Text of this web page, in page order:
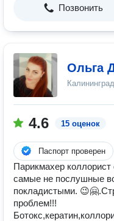
Позвонить
Ольга
4.6 15 оценок
Паспорт проверен
Парикмахер
самые не послушные
покладистыми.
проблем!!!